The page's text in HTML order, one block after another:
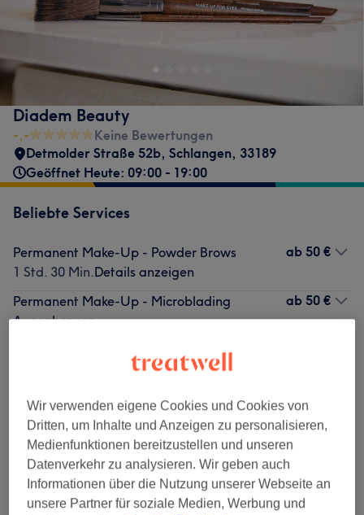
Diadem Beauty
-,-
Keine Bewertungen
Detmolder Straße 52b, Schlangen, 33189
Geöffnet Heute: 09:00 - 19:00
Beliebte Services
Permanent Make-Up - Powder Brows
1 Std. 30 Min.Details anzeigen
ab 50 €
Permanent Make-Up - Microblading
Augenbrauen
ab 50 €
Wimpernlifting mit färben
1 Std.Details anzeigen
Auswählen
Permanent Make-Up - Kombi Brows
1 Std. 30 Min.Details anzeigen
ab
Wir verwenden eigene Cookies und Cookies von
Dritten, um Inhalte und Anzeigen zu personalisieren,
Medienfunktionen bereitzustellen und unseren
Datenverkehr zu analysieren. Wir geben auch
Informationen über die Nutzung unserer Webseite an
unsere Partner für soziale Medien, Werbung und